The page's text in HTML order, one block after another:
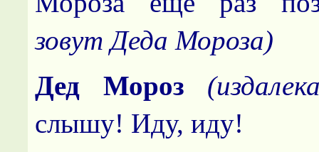
зовут Деда Мороза)
Дед Мороз
слышу! Иду, иду!